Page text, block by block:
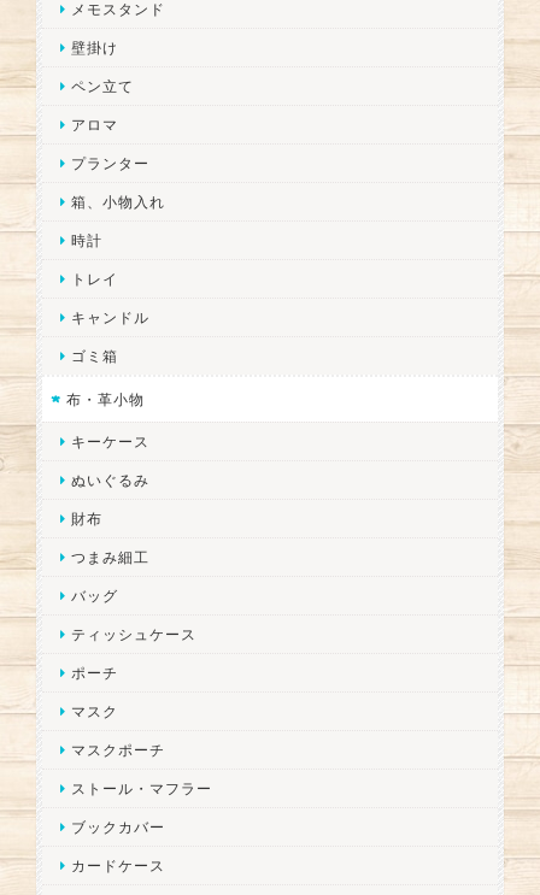
メモスタンド
壁掛け
ペン立て
アロマ
プランター
箱、小物入れ
時計
トレイ
キャンドル
ゴミ箱
布・革小物
キーケース
ぬいぐるみ
財布
つまみ細工
バッグ
ティッシュケース
ポーチ
マスク
マスクポーチ
ストール・マフラー
ブックカバー
カードケース